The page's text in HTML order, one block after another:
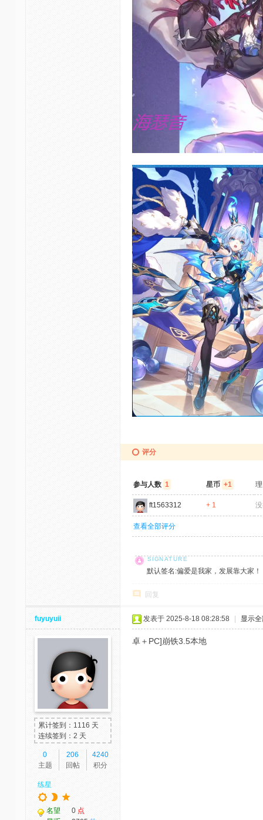
评分
参与人数 1 星币 +1
ft1563312 + 1
查看全部评分
默认签名:偏爱是我家，发展靠大家
回复
fuyuyuii
累计签到：1116 天
连续签到：2 天
0
主题
206
回帖
4240
积分
练星
名望 0 点
发表于 2025-8-18 08:28:58 显示
卓＋PC]崩铁3.5本地